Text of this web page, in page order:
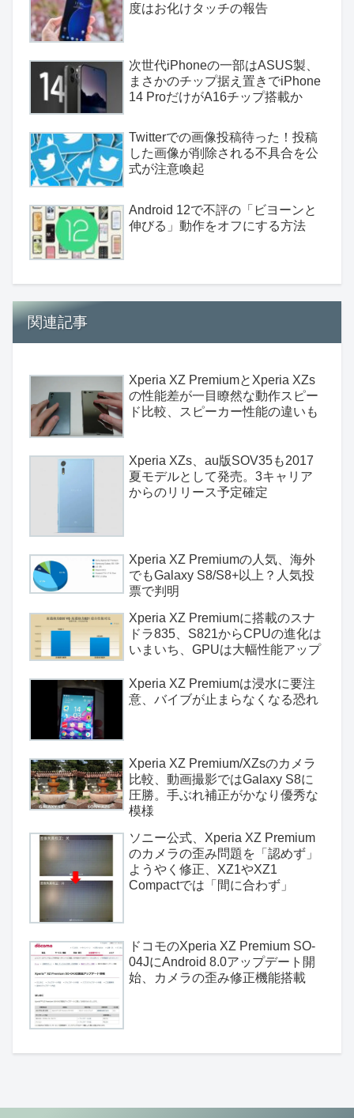
度はお化けタッチの報告
次世代iPhoneの一部はASUS製、
まさかのチップ据え置きでiPhone
14 ProだけがA16チップ搭載か
Twitterでの画像投稿待った！投稿
した画像が削除される不具合を公
式が注意喚起
Android 12で不評の「ビヨーンと
伸びる」動作をオフにする方法
関連記事
Xperia XZ PremiumとXperia XZs
の性能差が一目瞭然な動作スピー
ド比較、スピーカー性能の違いも
Xperia XZs、au版SOV35も2017
夏モデルとして発売。3キャリア
からのリリース予定確定
Xperia XZ Premiumの人気、海外
でもGalaxy S8/S8+以上？人気投
票で判明
Xperia XZ Premiumに搭載のスナ
ドラ835、S821からCPUの進化は
いまいち、GPUは大幅性能アップ
Xperia XZ Premiumは浸水に要注
意、バイブが止まらなくなる恐れ
Xperia XZ Premium/XZsのカメラ
比較、動画撮影ではGalaxy S8に
圧勝。手ぶれ補正がかなり優秀な
模様
ソニー公式、Xperia XZ Premium
のカメラの歪み問題を「認めず」
ようやく修正、XZ1やXZ1
Compactでは「間に合わず」
ドコモのXperia XZ Premium SO-
04JにAndroid 8.0アップデート開
始、カメラの歪み修正機能搭載